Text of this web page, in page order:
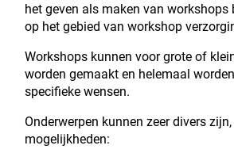
het geven als maken van workshops
op het gebied van workshop
Workshops kunnen voor grote of
worden gemaakt en helemaal
specifieke wensen.
Onderwerpen kunnen zeer divers
mogelijkheden: